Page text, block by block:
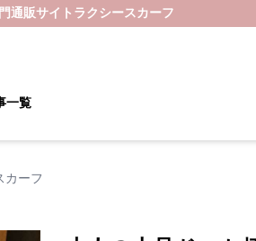
通販サイト ラクシースカーフ
一覧
カーフ